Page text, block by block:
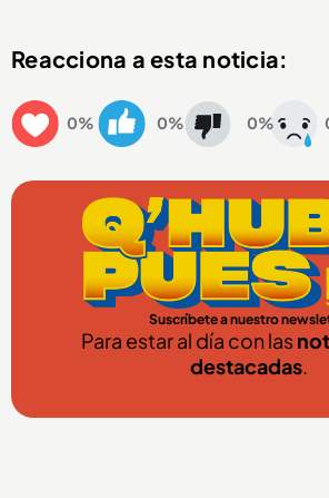
Reacciona a esta noticia:
0% 0% 0%
Suscríbete a nuestro
Para estar al día con las
destacadas.